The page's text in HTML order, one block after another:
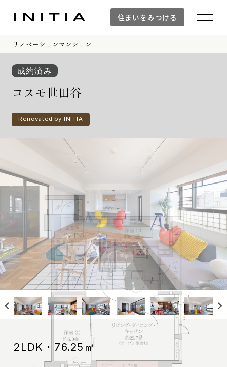
住まいをみつける
新築マンションTOP
空間設計
イニシアラウンジ三田
建物品質・入居後のサポート体制
防災の取り組み「otonari」
リノベーション
リノベーションマンション
物件一覧
商品について
サービスについて
会員登録
私たちのスタンス
入居者インタビュー
営業所紹介
オーダーリノベーション
リノベーションマンション
成約済み
コスモ世田谷
Renovated by INITIA
2LDK・76.25㎡